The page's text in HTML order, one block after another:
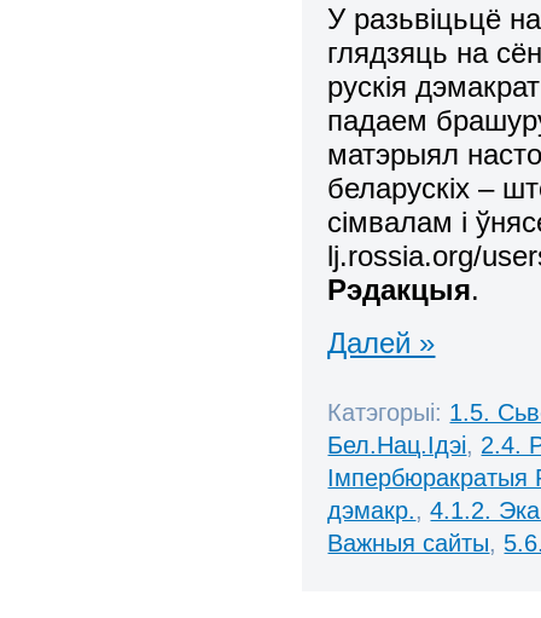
У разьвіцьцё
глядзяць на
рускія
падаем
матэрыял
беларускіх –
сімвалам і
lj.rossia.org/
Рэдакцыя.
Далей »
Катэгорыі: 1.5.
Бел.Нац.Ідэі, 2.4.
Імпербюракратыя
дэмакр.,4.1.2.
Важныя сайты,